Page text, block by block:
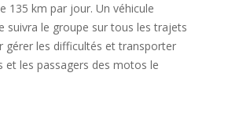
135 km par jour. Un véhicule
suivra le groupe sur tous les trajets
gérer les difficultés et transporter
et les passagers des motos le